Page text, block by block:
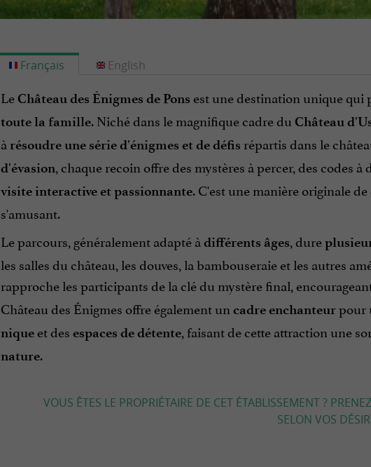
Français
LeChâteau des Énigmes de Pons est une destination unique qui
toute la famille. Niché dans le magnifique cadre du Château
à résoudre une série d'énigmes et de défis répartis dans le
d'évasion, chaque recoin offre des mystères à percer, des codes
visite interactive et passionnante. C'est une manière originale
s'amusant.
Le parcours, généralement adapté à différents âges, dure
les salles du château, les douves, la bambouseraie et les autres
rapproche les participants de la clé du mystère final,
Château des Énigmes offre également un cadre enchanteurpour
niqueet des espaces de détente, faisant de cette attraction une
nature.
VOUS ÊTES LE PROPRIÉTAIRE DE CET ÉTABLISSEMENT ?
SELON VOS
English